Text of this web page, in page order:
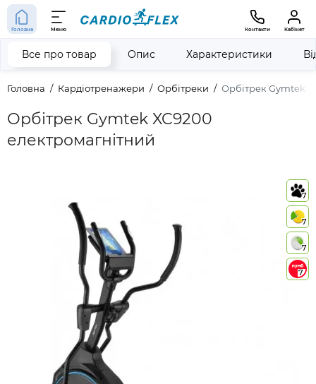
Головна Меню Контакти Кабінет
Головна Кардіотренажери Орбітреки Орбітрек Gymtek
Орбітрек Gymtek XC9200
електромагнітний
Все про товар Опис Характеристики
7
7
7
7